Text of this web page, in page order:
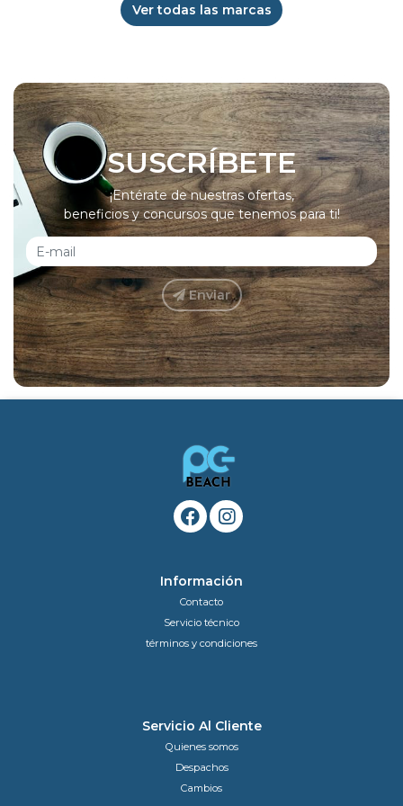
Ver todas las marcas
SUSCRÍBETE
¡Entérate de nuestras ofertas,
beneficios y concursos que tenemos para ti!
Enviar
Información
Contacto
Servicio técnico
términos y condiciones
Servicio Al Cliente
Quienes somos
Despachos
Cambios